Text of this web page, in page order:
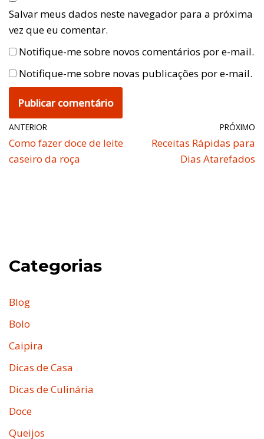
Salvar meus dados neste navegador para a próxima
vez que eu comentar.
Notifique-me sobre novos comentários por e-mail.
Notifique-me sobre novas publicações por e-mail.
ANTERIOR
Como fazer doce de leite
caseiro da roça
PRÓXIMO
Receitas Rápidas para
Dias Atarefados
Categorias
Blog
Bolo
Caipira
Dicas de Casa
Dicas de Culinária
Doce
Queijos